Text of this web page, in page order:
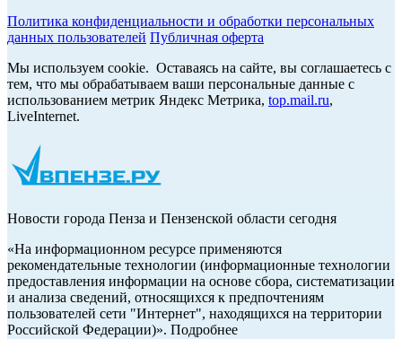
Политика конфиденциальности и обработки персональных
данных пользователей Публичная оферта
Мы используем cookie. Оставаясь на сайте, вы соглашаетесь с
тем, что мы обрабатываем ваши персональные данные с
использованием метрик Яндекс Метрика, top.mail.ru,
LiveInternet.
Новости города Пенза и Пензенской области сегодня
«На информационном ресурсе применяются
рекомендательные технологии (информационные технологии
предоставления информации на основе сбора, систематизации
и анализа сведений, относящихся к предпочтениям
пользователей сети "Интернет", находящихся на территории
Российской Федерации)». Подробнее